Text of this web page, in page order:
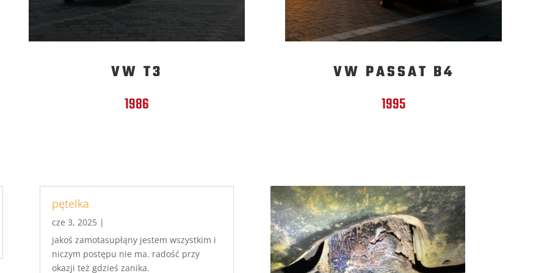
VW T3
1986
VW PASSAT B4
1995
pętelka
cze 3, 2025|
jakoś zamotasupłąny jestem wszystkim i
niczym postępu nie ma. radość przy
okazji też gdzieś zanika.